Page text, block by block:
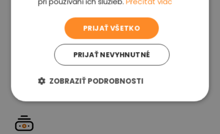
voľba
Garancia spokojnosti
Pokiaľ nebudete s našou prácou spokojní,
PRIJAŤ VŠETKO
PRIJAŤ NEVYHNUTNÉ
ZOBRAZIŤ PODROBNOSTI